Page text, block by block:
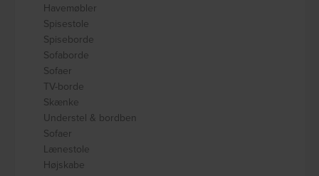
Havemøbler
Spisestole
Spiseborde
Sofaborde
Sofaer
TV-borde
Skænke
Understel & bordben
Sofaer
Lænestole
Højskabe